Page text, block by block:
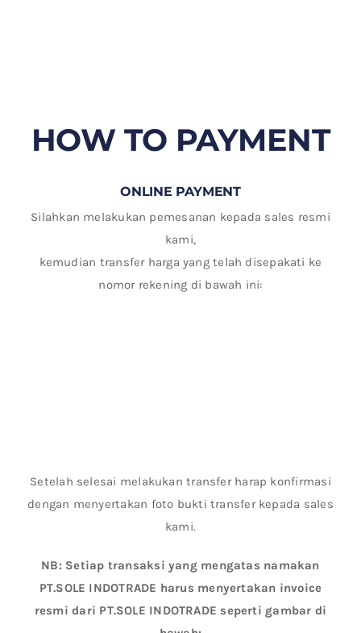
HOW TO PAYMENT
ONLINE PAYMENT
Silahkan melakukan pemesanan kepada sales resmi
kami,
kemudian transfer harga yang telah disepakati ke
nomor rekening di bawah ini:
Setelah selesai melakukan transfer harap konfirmasi
dengan menyertakan foto bukti transfer kepada sales
kami.
NB: Setiap transaksi yang mengatas namakan
PT.SOLE INDOTRADE harus menyertakan invoice
resmi dari PT.SOLE INDOTRADE seperti gambar di